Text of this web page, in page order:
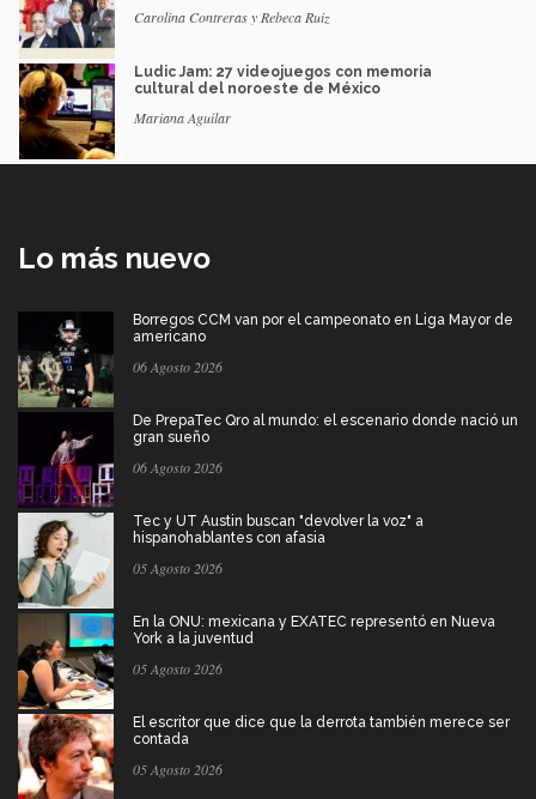
Carolina Contreras y Rebeca Ruiz
Ludic Jam: 27 videojuegos con memoria
cultural del noroeste de México
Mariana Aguilar
Lo más nuevo
Borregos CCM van por el campeonato en Liga Mayor de
americano
06 Agosto 2026
De PrepaTec Qro al mundo: el escenario donde nació un
gran sueño
06 Agosto 2026
Tec y UT Austin buscan "devolver la voz" a
hispanohablantes con afasia
05 Agosto 2026
En la ONU: mexicana y EXATEC representó en Nueva
York a la juventud
05 Agosto 2026
El escritor que dice que la derrota también merece ser
contada
05 Agosto 2026